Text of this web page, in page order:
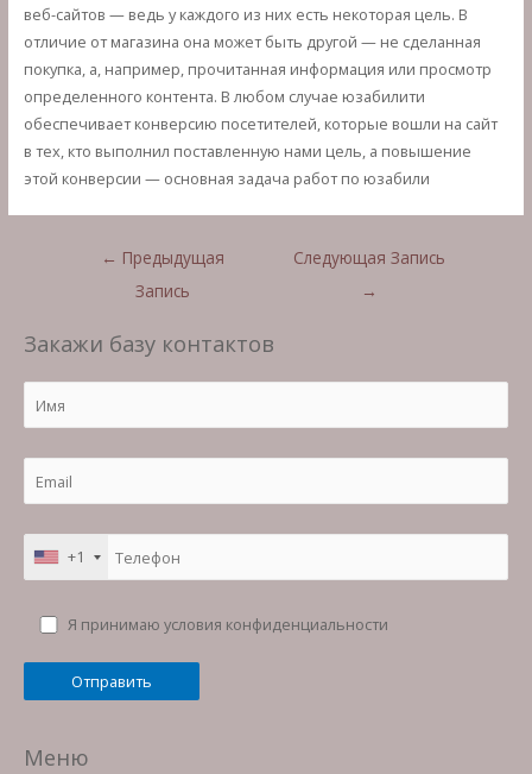
веб-сайтов — ведь у каждого из них есть некоторая цель. В
отличие от магазина она может быть другой — не сделанная
покупка, а, например, прочитанная информация или просмотр
определенного контента. В любом случае юзабилити
обеспечивает конверсию посетителей, которые вошли на сайт
в тех, кто выполнил поставленную нами цель, а повышение
этой конверсии — основная задача работ по юзабили
Навигация
← Предыдущая
Запись
Следующая Запись
→
Закажи базу контактов
+1
Я принимаю условия конфиденциальности
Меню